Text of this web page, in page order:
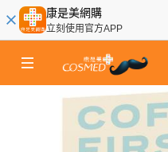
康是美網購
立刻使用官方APP